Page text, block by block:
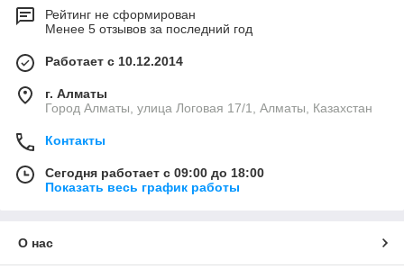
Рейтинг не сформирован
Менее 5 отзывов за последний год
Работает с 10.12.2014
г. Алматы
Город Алматы, улица Логовая 17/1, Алматы, Казахстан
Контакты
Сегодня работает с 09:00 до 18:00
Показать весь график работы
О нас